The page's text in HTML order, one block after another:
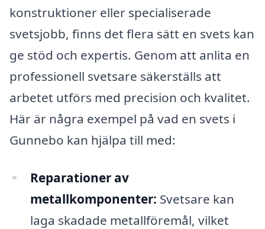
konstruktioner eller specialiserade
svetsjobb, finns det flera sätt en svets kan
ge stöd och expertis. Genom att anlita en
professionell svetsare säkerställs att
arbetet utförs med precision och kvalitet.
Här är några exempel på vad en svets i
Gunnebo kan hjälpa till med:
Reparationer av
metallkomponenter: Svetsare kan
laga skadade metallföremål, vilket